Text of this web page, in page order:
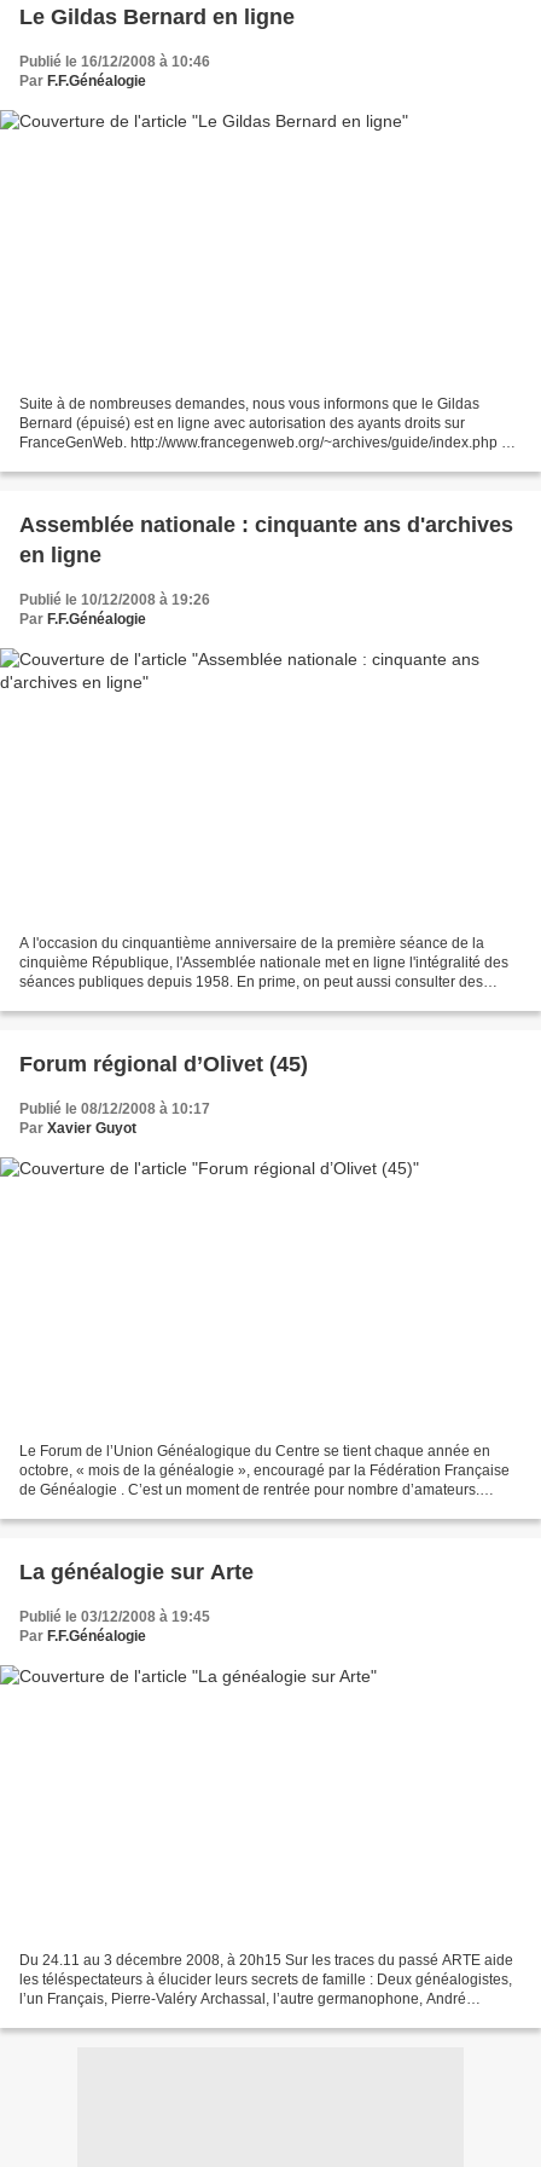
Le Gildas Bernard en ligne
Publié le 16/12/2008 à 10:46
Par F.F.Généalogie
Suite à de nombreuses demandes, nous vous informons que le Gildas
Bernard (épuisé) est en ligne avec autorisation des ayants droits sur
FranceGenWeb. http://www.francegenweb.org/~archives/guide/index.php De
Assemblée nationale : cinquante ans d'archives
en ligne
Publié le 10/12/2008 à 19:26
Par F.F.Généalogie
A l'occasion du cinquantième anniversaire de la première séance de la
cinquième République, l'Assemblée nationale met en ligne l'intégralité des
séances publiques depuis 1958. En prime, on peut aussi consulter des
Forum régional d’Olivet (45)
Publié le 08/12/2008 à 10:17
Par Xavier Guyot
Le Forum de l’Union Généalogique du Centre se tient chaque année en
octobre, « mois de la généalogie », encouragé par la Fédération Française
de Généalogie . C’est un moment de rentrée pour nombre d’amateurs.
La généalogie sur Arte
Publié le 03/12/2008 à 19:45
Par F.F.Généalogie
Du 24.11 au 3 décembre 2008, à 20h15 Sur les traces du passé ARTE aide
les téléspectateurs à élucider leurs secrets de famille : Deux généalogistes,
l’un Français, Pierre-Valéry Archassal, l’autre germanophone, André